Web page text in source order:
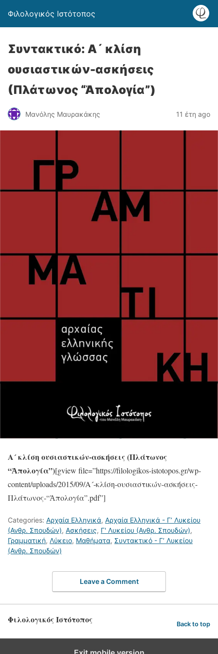
Φιλολογικός Ιστότοπος
Συντακτικό: Α´ κλίση
ουσιαστικών-ασκήσεις
(Πλάτωνος “Ἀπολογία”)
Μανόλης Μαυρακάκης 11 έτη ago
Α´ κλίση ουσιαστικών-ασκήσεις (Πλάτωνος
“Ἀπολογία”)[gview file=”https://filologikos-istotopos.gr/wp-
content/uploads/2015/09/Α´-κλίση-ουσιαστικών-ασκήσεις-
Πλάτωνος-“Ἀπολογία”.pdf”]
Categories: Αρχαία Ελληνικά, Αρχαία Ελληνικά - Γ’ Λυκείου
(Ανθρ. Σπουδών), Ασκήσεις, Γ' Λυκείου (Ανθρ. Σπουδών),
Γραμματική, Λύκειο, Μαθήματα, Συντακτικό - Γ’ Λυκείου
(Ανθρ. Σπουδών)
Leave a Comment
Φιλολογικός Ιστότοπος Back to top